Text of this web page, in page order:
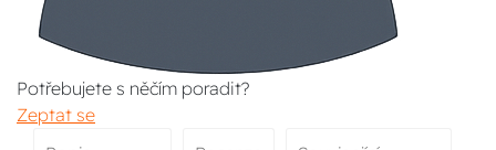
Potřebujete s něčím poradit?
Zeptat se